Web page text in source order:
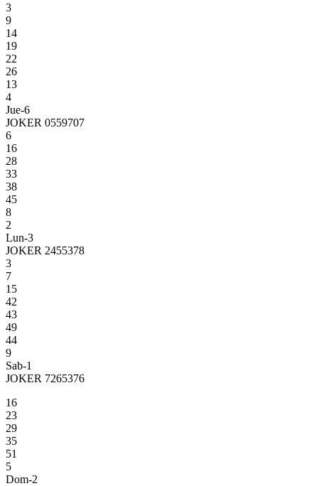
3
9
14
19
22
26
13
4
Jue-6
JOKER 0559707
6
16
28
33
38
45
8
2
Lun-3
JOKER 2455378
3
7
15
42
43
49
44
9
Sab-1
JOKER 7265376
16
23
29
35
51
5
Dom-2